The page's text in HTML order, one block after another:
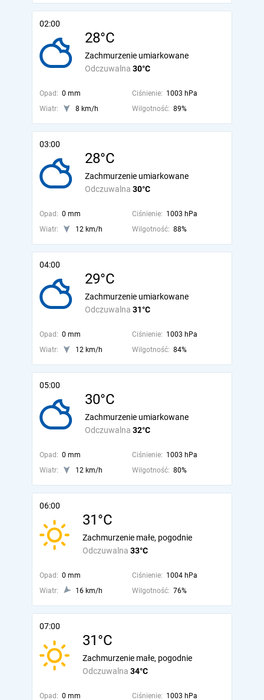
02:00
28°C
Odczuwalna 30°C
Zachmurzenie umiarkowane
Opad: 0 mm Ciśnienie: 1003 hPa
Wiatr:
8 km/h Wilgotność: 89%
03:00
28°C
Odczuwalna 30°C
Zachmurzenie umiarkowane
Opad: 0 mm Ciśnienie: 1003 hPa
Wiatr:
12 km/h Wilgotność: 88%
04:00
29°C
Odczuwalna 31°C
Zachmurzenie umiarkowane
Opad: 0 mm Ciśnienie: 1003 hPa
Wiatr:
12 km/h Wilgotność: 84%
05:00
30°C
Odczuwalna 32°C
Zachmurzenie umiarkowane
Opad: 0 mm Ciśnienie: 1003 hPa
Wiatr:
12 km/h Wilgotność: 80%
06:00
31°C
Odczuwalna 33°C
Zachmurzenie małe, pogodnie
Opad: 0 mm Ciśnienie: 1004 hPa
Wiatr:
16 km/h Wilgotność: 76%
07:00
31°C
Odczuwalna 34°C
Zachmurzenie małe, pogodnie
Opad: 0 mm Ciśnienie: 1003 hPa